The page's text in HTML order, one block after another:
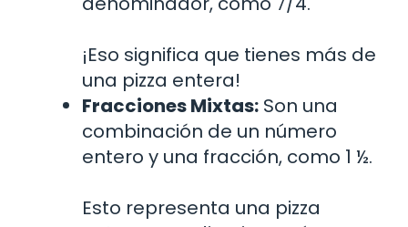
¡Eso significa que tienes más de
una pizza entera!
Fracciones Mixtas: Son una
combinación de un número
entero y una fracción, como 1 ½.
Esto representa una pizza